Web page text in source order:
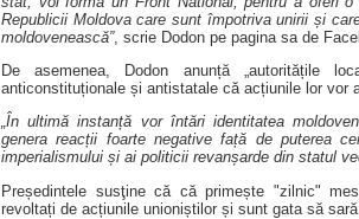
Republicii Moldova care sunt împotriva unirii și
moldovenească”, scrie Dodon pe pagina sa de
De asemenea, Dodon anunță „autoritățile
anticonstituționale și antistatale că acțiunile lor vor
„În ultimă instanță vor întări identitatea
genera reacții foarte negative față de puterea
imperialismului și ai politicii revanșarde din statul
Președintele susţine că că primește "zilnic"
revoltați de acțiunile unioniștilor și sunt gata să